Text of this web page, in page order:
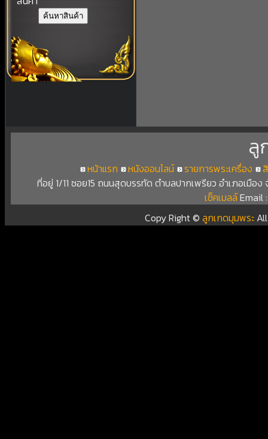
ลู
หน้าแรก หนังออนไลน์ รายการพระเครื่อง
ที่อยู่ 1/11 ซอย15 ถนนสุดบรรทัด ตำบลปากเพรียว อำเภอเมือ
เช็คเมลล์Email
Copy Right ©ลูกเกดมุมพระ